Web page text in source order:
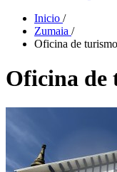
Inicio /
Zumaia /
Oficina de turismo
Oficina de